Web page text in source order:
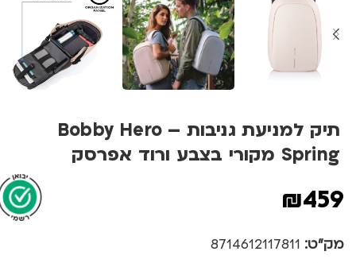
תיק למניעת גניבות – Bobby Hero
Spring מקורי בצבע ורוד אפרסק
₪459
מק"ט: 8714612117811